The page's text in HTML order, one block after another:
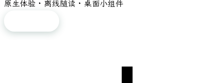
原生体验 · 离线随读 · 桌面小组件